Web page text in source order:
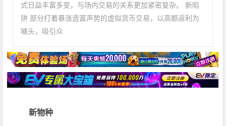
式日益丰富多变，与场内交易的关系更加紧密复杂。 新陷
阱 部分打着暴涨造富声势的虚拟货币交易，以高额返利为
噱头，吸引众
新物种